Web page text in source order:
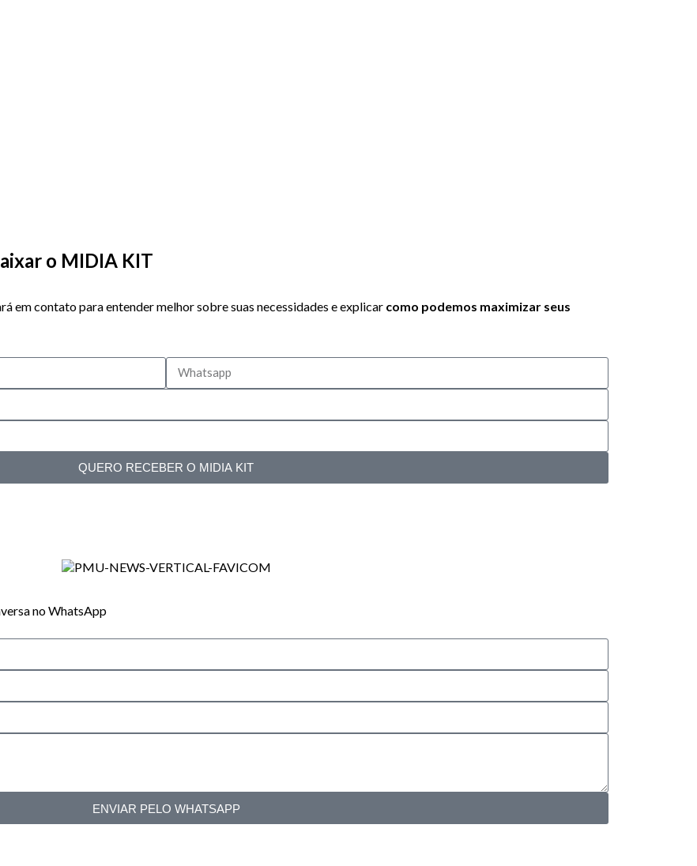
o MIDIA KIT
em contato para entender melhor sobre suas necessidades e explicar como podemos maximizar seus
QUERO RECEBER O MIDIA KIT
no WhatsApp
ENVIAR PELO WHATSAPP